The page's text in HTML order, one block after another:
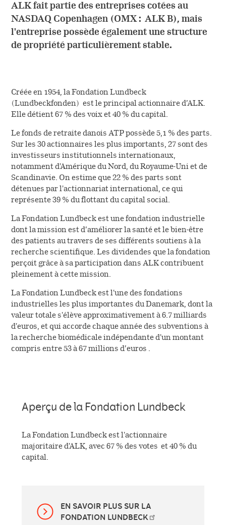
ALK fait partie des entreprises cotées au
NASDAQ Copenhagen (OMX : ALK B), mais
l'entreprise possède également une structure
de propriété particulièrement stable.
Créée en 1954, la Fondation Lundbeck
(Lundbeckfonden) est le principal actionnaire d’ALK.
Elle détient 67 % des voix et 40 % du capital.
Le fonds de retraite danois ATP possède 5,1 % des parts.
Sur les 30 actionnaires les plus importants, 27 sont des
investisseurs institutionnels internationaux,
notamment d'Amérique du Nord, du Royaume-Uni et de
Scandinavie. On estime que 22 % des parts sont
détenues par l'actionnariat international, ce qui
représente 39 % du flottant du capital social.
La Fondation Lundbeck est une fondation industrielle
dont la mission est d’améliorer la santé et le bien-être
des patients au travers de ses différents soutiens à la
recherche scientifique. Les dividendes que la fondation
perçoit grâce à sa participation dans ALK contribuent
pleinement à cette mission.
La Fondation Lundbeck est l'une des fondations
industrielles les plus importantes du Danemark, dont la
valeur totale s'élève approximativement à 6.7 milliards
d'euros, et qui accorde chaque année des subventions à
la recherche biomédicale indépendante d'un montant
compris entre 53 à 67 millions d’euros .
Aperçu de la Fondation Lundbeck
La Fondation Lundbeck est l'actionnaire
majoritaire d'ALK, avec 67 % des votes et 40 % du
capital.
EN SAVOIR PLUS SUR LA
FONDATION LUNDBECK